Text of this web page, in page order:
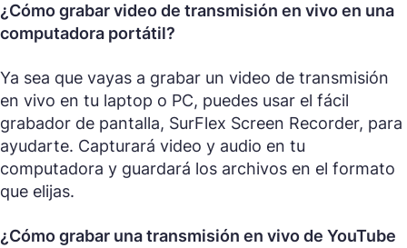
¿Cómo grabar video de transmisión en vivo en una
computadora portátil?
Ya sea que vayas a grabar un video de transmisión
en vivo en tu laptop o PC, puedes usar el fácil
grabador de pantalla, SurFlex Screen Recorder, para
ayudarte. Capturará video y audio en tu
computadora y guardará los archivos en el formato
que elijas.
¿Cómo grabar una transmisión en vivo de YouTube